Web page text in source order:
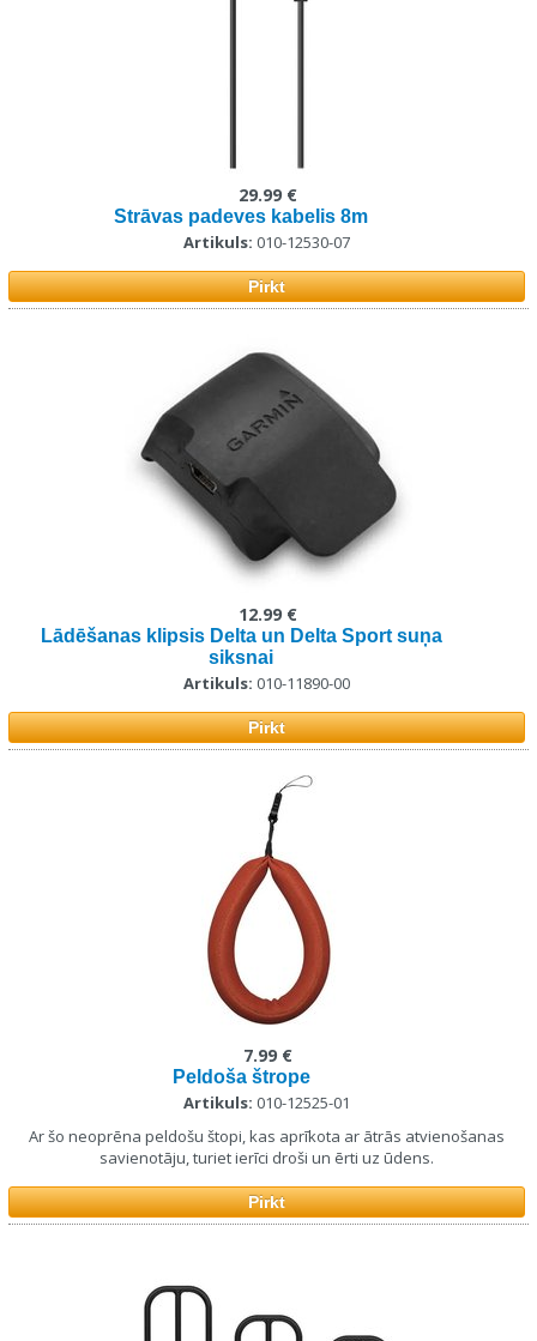
Strāvas padeves kabelis 8m
Artikuls: 010-12530-07
29.99 €
Pirkt
Lādēšanas klipsis Delta un Delta Sport suņa
siksnai
Artikuls: 010-11890-00
12.99 €
Pirkt
Peldoša štrope
Artikuls: 010-12525-01
Ar šo neoprēna peldošu štopi, kas aprīkota ar ātrās atvienošanas
savienotāju, turiet ierīci droši un ērti uz ūdens.
7.99 €
Pirkt